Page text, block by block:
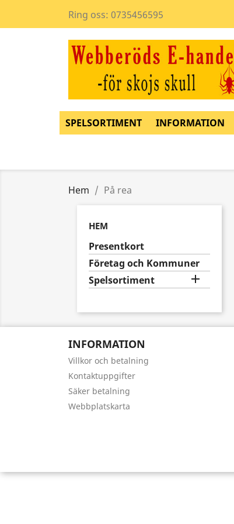
Ring oss: 0735456595
SPELSORTIMENT INFORMATION
Hem På rea
HEM
Presentkort
Företag och Kommuner
Spelsortiment

INFORMATION
Villkor och betalning
Kontaktuppgifter
Säker betalning
Webbplatskarta